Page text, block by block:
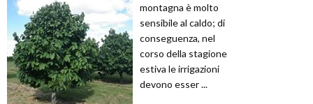
montagna è molto
sensibile al caldo; di
conseguenza, nel
corso della stagione
estiva le irrigazioni
devono esser ...